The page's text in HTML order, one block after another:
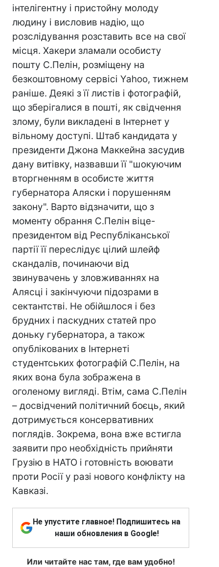
інтелігентну і пристойну молоду
людину і висловив надію, що
розслідування розставить все на свої
місця. Хакери зламали особисту
пошту С.Пелін, розміщену на
безкоштовному сервісі Yahoo, тижнем
раніше. Деякі з її листів і фотографій,
що зберігалися в пошті, як свідчення
злому, були викладені в Інтернет у
вільному доступі. Штаб кандидата у
президенти Джона Маккейна засудив
дану витівку, назвавши її "шокуючим
вторгненням в особисте життя
губернатора Аляски і порушенням
закону". Варто відзначити, що з
моменту обрання С.Пелін віце-
президентом від Республіканської
партії її переслідує цілий шлейф
скандалів, починаючи від
звинувачень у зловживаннях на
Алясці і закінчуючи підозрами в
сектантстві. Не обійшлося і без
брудних і паскудних статей про
доньку губернатора, а також
опублікованих в Інтернеті
студентських фотографій С.Пелін, на
яких вона була зображена в
оголеному вигляді. Втім, сама С.Пелін
– досвідчений політичний боєць, який
дотримується консервативних
поглядів. Зокрема, вона вже встигла
заявити про необхідність прийняти
Грузію в НАТО і готовність воювати
проти Росії у разі нового конфлікту на
Кавказі.
Не упустите главное! Подпишитесь на
наши обновления в Google!
Или читайте нас там, где вам удобно!